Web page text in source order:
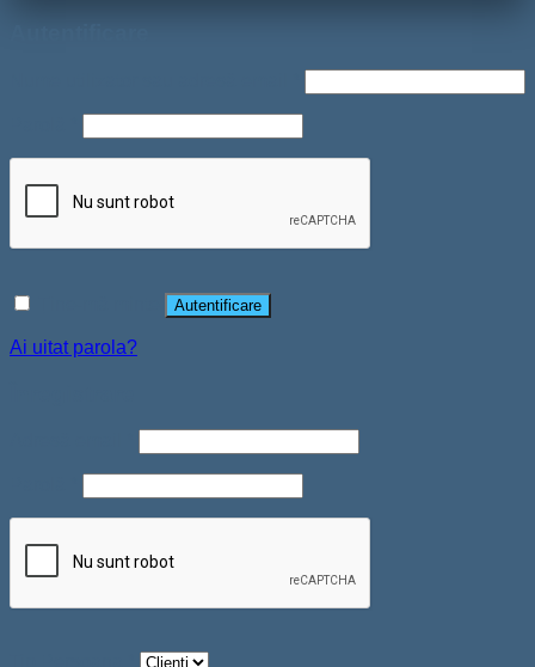
Autentificare
Ai uitat parola?